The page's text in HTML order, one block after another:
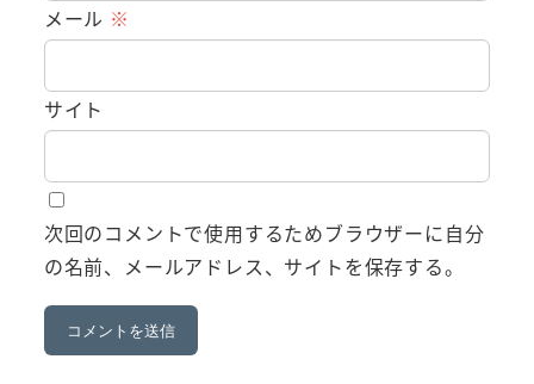
メール ※
サイト
次回のコメントで使用するためブラウザーに自分
の名前、メールアドレス、サイトを保存する。